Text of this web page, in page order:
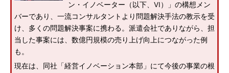
ン・イノベーター（以下、VI）」の構想メン
バーであり、一流コンサルタントより問題解決手法の教示を受
け、多くの問題解決事案に携わる。派遣会社でありながら、担
当した事案には、数億円規模の売り上げ向上につながった例
も。
現在は、同社「経営イノベーション本部」にて今後の事業の根